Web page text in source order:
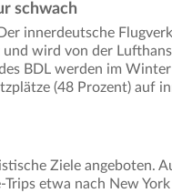
schwach
innerdeutsche
wird von der
BDL werden im
(48 Prozent) auf
Ziele angeboten.
etwa nach New